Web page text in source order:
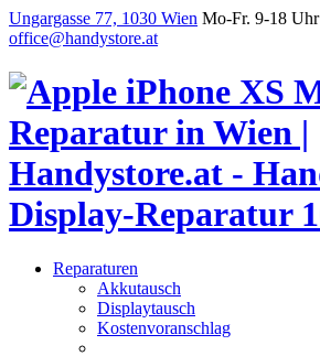
Ungargasse 77, 1030 Wien Mo-Fr. 9-18 Uhr
office@handystore.at
Reparaturen
Akkutausch
Displaytausch
Kostenvoranschlag